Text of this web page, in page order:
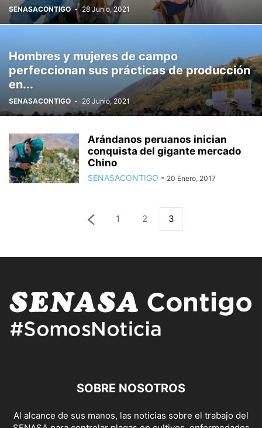
SENASACONTIGO - 28 Junio, 2021
Hombres y mujeres de campo
perfeccionan sus prácticas de producción
en...
SENASACONTIGO - 26 Junio, 2021
Arándanos peruanos inician
conquista del gigante mercado
Chino
SENASACONTIGO - 20 Enero, 2017
1 2 3
SOBRE NOSOTROS
Al alcance de sus manos, las noticias sobre el trabajo del